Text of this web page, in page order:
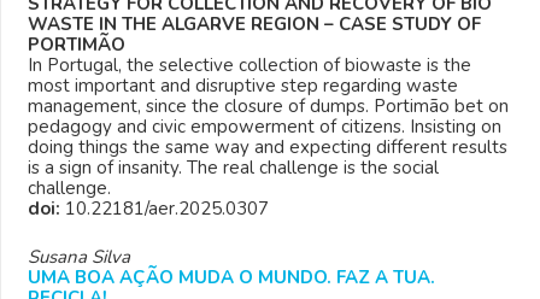
WASTE IN THE ALGARVE REGION – CASE STUDY OF
PORTIMÃO
In Portugal, the selective collection of biowaste is the
most important and disruptive step regarding waste
management, since the closure of dumps. Portimão bet on
pedagogy and civic empowerment of citizens. Insisting on
doing things the same way and expecting different results
is a sign of insanity. The real challenge is the social
challenge.
doi: 10.22181/aer.2025.0307
Susana Silva
UMA BOA AÇÃO MUDA O MUNDO. FAZ A TUA.